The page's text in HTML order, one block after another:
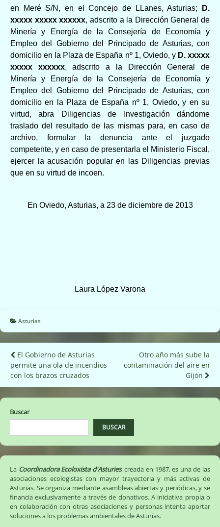
en Meré S/N, en el Concejo de LLanes, Asturias;
D.
xxxxx xxxxx xxxxxx, adscrito a la Dirección General de
Minería y Energía de la Consejería de Economía y
Empleo del Gobierno del Principado de Asturias, con
domicilio en la Plaza de España nº 1, Oviedo, y D.xxxxx
xxxxx xxxxxx, adscrito a la Dirección General de
Minería y Energía de la Consejería de Economía y
Empleo del Gobierno del Principado de Asturias, con
domicilio en la Plaza de España nº 1, Oviedo, y en su
virtud, abra Diligencias de Investigación dándome
traslado del resultado de las mismas para, en caso de
archivo, formular la denuncia ante el juzgado
competente, y en caso de presentarla el Ministerio Fiscal,
ejercer la acusación popular en las Diligencias previas
que en su virtud de incoen.
En Oviedo, Asturias, a 23 de diciembre de 2013
Laura López Varona
Asturias
Navegación
de
entradas
El Gobierno de Asturias
permite una ola de incendios
con los brazos cruzados
Otro año más sube la
contaminación del aire en
Gijón
Buscar
BUSCAR
La Coordinadora Ecoloxista d'Asturies, creada en 1987, es una de las
asociaciones ecologistas con mayor trayectoria y más activas de
Asturias. Se organiza mediante asambleas abiertas y periódicas, y se
financia exclusivamente a través de donativos. A iniciativa propia o
en colaboración con otras asociaciones y personas intenta aportar
soluciones a los problemas ambientales de Asturias.